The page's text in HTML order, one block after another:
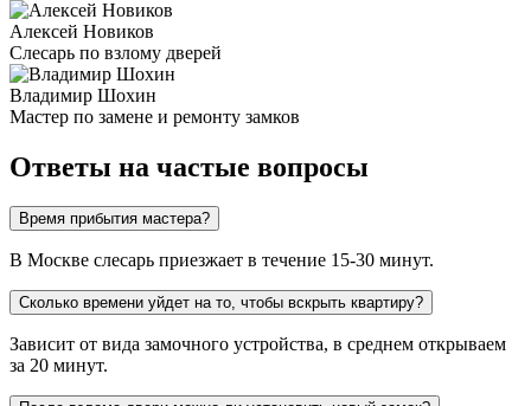
Алексей Новиков
Слесарь по взлому дверей
Владимир Шохин
Мастер по замене и ремонту замков
Ответы на частые вопросы
Время прибытия мастера?
В Москве слесарь приезжает в течение 15-30 минут.
Сколько времени уйдет на то, чтобы вскрыть квартиру?
Зависит от вида замочного устройства, в среднем открываем
за 20 минут.